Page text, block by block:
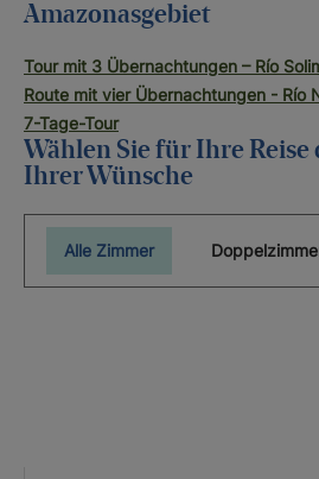
Amazonasgebiet
Tour mit 3 Übernachtungen – Río
Route mit vier Übernachtungen - Río
7-Tage-Tour
Wählen Sie für Ihre Reise
Ihrer Wünsche
Alle Zimmer